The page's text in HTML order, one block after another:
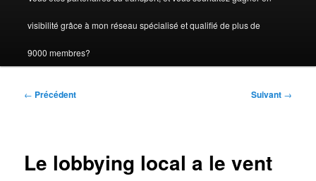
visibilité grâce à mon réseau spécialisé et qualifié de plus de
9000 membres?
Navigation
← Précédent Suivant →
Le lobbying local a le vent